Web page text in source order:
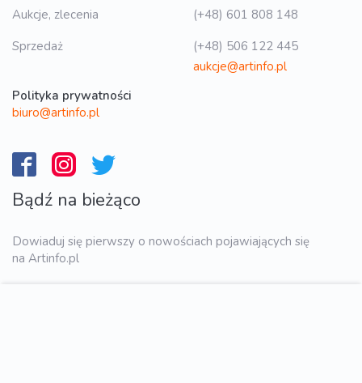
Aukcje, zlecenia
(+48) 601 808 148
Sprzedaż
(+48) 506 122 445
aukcje@artinfo.pl
Polityka prywatności
biuro@artinfo.pl
Bądź na bieżąco
Dowiaduj się pierwszy o nowościach pojawiających się
na Artinfo.pl